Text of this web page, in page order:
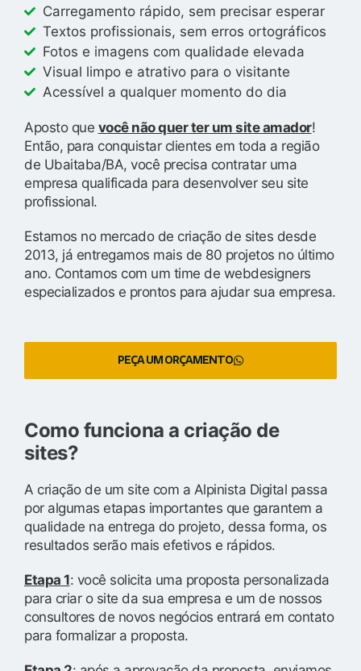
Carregamento rápido, sem precisar esperar
Textos profissionais, sem erros ortográficos
Fotos e imagens com qualidade elevada
Visual limpo e atrativo para o visitante
Acessível a qualquer momento do dia
Aposto que você não quer ter um site amador!
Então, para conquistar clientes em toda a região
de Ubaitaba/BA, você precisa contratar uma
empresa qualificada para desenvolver seu site
profissional.
Estamos no mercado de criação de sites desde
2013, já entregamos mais de 80 projetos no último
ano. Contamos com um time de webdesigners
especializados e prontos para ajudar sua empresa.
PEÇA UM ORÇAMENTO
Como funciona a criação de
sites?
A criação de um site com a Alpinista Digital passa
por algumas etapas importantes que garantem a
qualidade na entrega do projeto, dessa forma, os
resultados serão mais efetivos e rápidos.
Etapa 1: você solicita uma proposta personalizada
para criar o site da sua empresa e um de nossos
consultores de novos negócios entrará em contato
para formalizar a proposta.